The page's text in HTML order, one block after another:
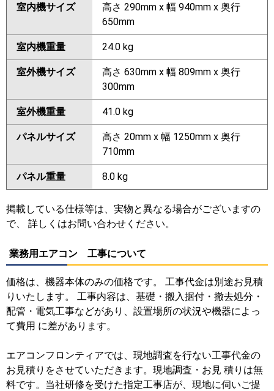
室内機サイズ
高さ 290mm x 幅 940mm x 奥行
650mm
室内機重量 24.0 kg
室外機サイズ
高さ 630mm x 幅 809mm x 奥行
300mm
室外機重量 41.0 kg
パネルサイズ
高さ 20mm x 幅 1250mm x 奥行
710mm
パネル重量 8.0 kg
掲載している仕様等は、実物と異なる場合がございますの
で、 詳しくはお問い合わせください。
業務用エアコン 工事について
価格は、機器本体のみの価格です。 工事代金は別途お見積
りいたします。 工事内容は、基礎・搬入据付・撤去処分・
配管・電気工事などがあり、設置場所の状況や機器によっ
て費用 に差があります。
エアコンフロンティアでは、現地調査を行ない工事代金の
お見積りをさせていただきます。現地調査・お見 積りは無
料です。当社研修を受けた指定工事店が、現地に伺いご提